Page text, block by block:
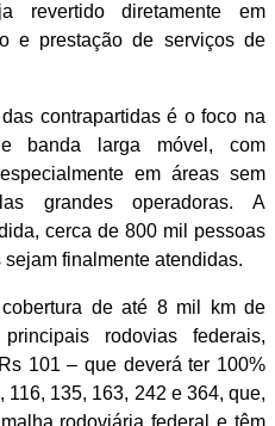
revertido diretamente em
e prestação de serviços de
contrapartidas é o foco na
banda larga móvel, com
em áreas sem
grandes operadoras. A
cerca de 800 mil pessoas
finalmente atendidas.
de até 8 mil km de
rodovias federais,
101 – que deverá ter 100%
135, 163, 242 e 364, que,